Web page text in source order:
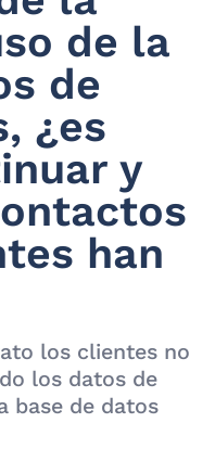
de la
de
¿es
y
han
los clientes no
los datos de
base de datos